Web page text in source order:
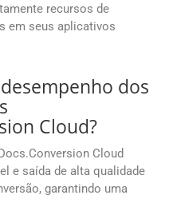
recursos de
em seus aplicativos
dos
Cloud?
Cloud
e saída de alta qualidade
garantindo uma